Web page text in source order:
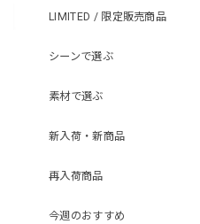
LIMITED / 限定販売商品
シーンで選ぶ
素材で選ぶ
新入荷・新商品
再入荷商品
今週のおすすめ